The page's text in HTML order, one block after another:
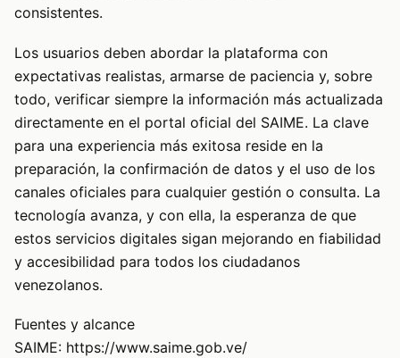
consistentes.
Los usuarios deben abordar la plataforma con
expectativas realistas, armarse de paciencia y, sobre
todo, verificar siempre la información más actualizada
directamente en el portal oficial del SAIME. La clave
para una experiencia más exitosa reside en la
preparación, la confirmación de datos y el uso de los
canales oficiales para cualquier gestión o consulta. La
tecnología avanza, y con ella, la esperanza de que
estos servicios digitales sigan mejorando en fiabilidad
y accesibilidad para todos los ciudadanos
venezolanos.
Fuentes y alcance
SAIME: https://www.saime.gob.ve/